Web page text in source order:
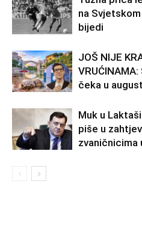
na
bijedi
JOŠ NIJE
čeka u
Muk u
piše u
zvaničnicima